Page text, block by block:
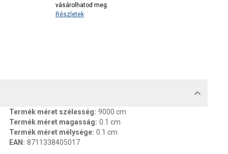
vásárolhatod meg.
Részletek
Termék méret szélesség: 9000 cm
Termék méret magasság: 0.1 cm
Termék méret mélysége: 0.1 cm
EAN : 8711338405017